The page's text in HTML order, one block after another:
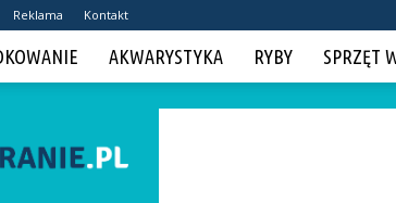
Reklama Kontakt
AKWARYSTYKA RYBY SPRZĘT